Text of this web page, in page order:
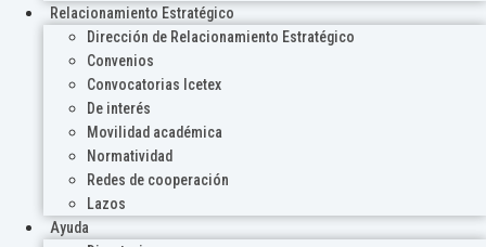
Relacionamiento Estratégico
Dirección de Relacionamiento Estratégico
Convenios
Convocatorias Icetex
De interés
Movilidad académica
Normatividad
Redes de cooperación
Lazos
Ayuda